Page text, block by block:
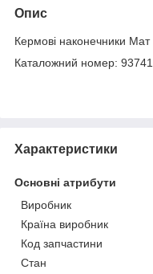
Опис
Кермові наконечники Мат
Каталожний номер:
Характеристики
Основні атрибути
Виробник
Країна виробник
Код запчастини
Стан